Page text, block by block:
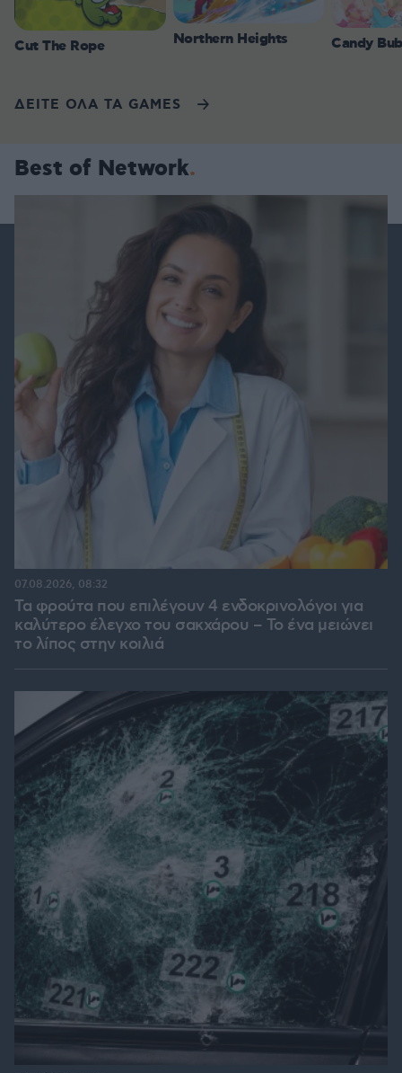
Cut The Rope Northern Heights Candy
ΔΕΙΤΕ ΟΛΑ ΤΑ GAMES
Best of Network
Τα φρούτα που επιλέγουν 4 ενδοκρινολόγοι για
καλύτερο έλεγχο του σακχάρου – Το ένα μειώνει
το λίπος στην κοιλιά
07.08.2026, 08:32